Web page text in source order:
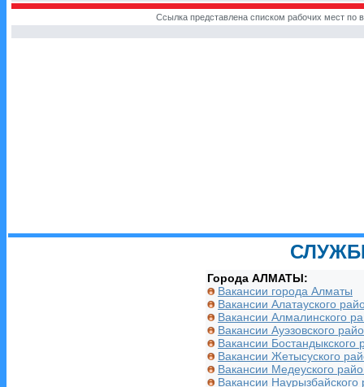
Ссылка представлена списком рабочих мест по
Города АЛМАТЫ:
Вакансии города Алматы
Вакансии Алатауского
Вакансии Алмалинского
Вакансии Ауэзовского
Вакансии Бостандыкского
Вакансии Жетысуского
Вакансии Медеуского
Вакансии Наурызбайского